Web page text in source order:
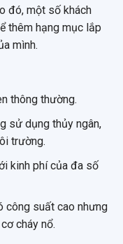
đó, một số khách
thêm hạng mục lắp
mình.
thông thường.
sử dụng thủy ngân,
trường.
kinh phí của đa số
công suất cao nhưng
cháy nổ.